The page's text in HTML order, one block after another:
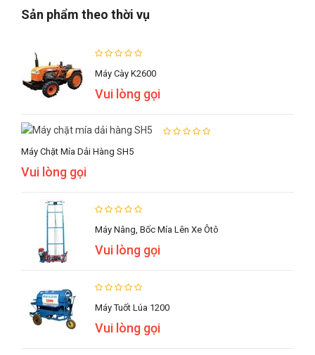
Sản phẩm theo thời vụ
Máy Cày K2600
Vui lòng gọi
Máy Chặt Mía Dải Hàng SH5
Vui lòng gọi
Máy Nâng, Bốc Mía Lên Xe Ôtô
Vui lòng gọi
Máy Tuốt Lúa 1200
Vui lòng gọi